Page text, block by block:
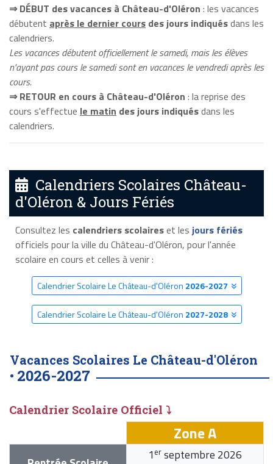
⇒ DÉBUT des vacances à Château-d'Oléron : les vacances
débutent après le dernier cours des jours indiquésdans les
calendriers.
Les vacances débutent officiellement le samedi, mais les élèves
n'ayant pas cours le samedi sont en vacances le vendredi après les
cours.
⇒ RETOUR en cours à Château-d'Oléron : la reprise des
cours s'effectue le matin des jours indiquésdans les
calendriers.
Calendriers Scolaires Château-
d'Oléron & Jours Fériés
Consultez les calendriers scolaireset les jours fériés
officiels pour la ville du Château-d'Oléron, pour l'année
scolaire en cours et celles à venir :
Calendrier Scolaire Le Château-d'Oléron 2026-2027
Calendrier Scolaire Le Château-d'Oléron 2027-2028
Vacances Scolaires Le Château-d'Oléron
• 2026-2027
Calendrier Scolaire Officiel ⤵
Zone A
1 er septembre 2026